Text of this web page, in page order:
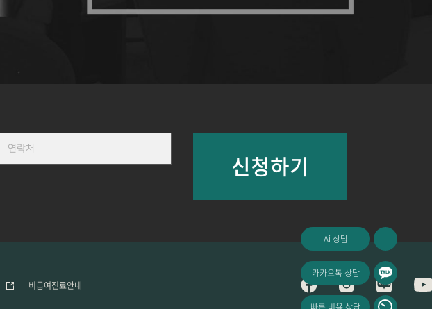
Ai 상담
카카오톡 상담
신청하기
비급여진료안내